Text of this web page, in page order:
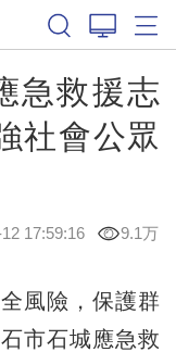
急救援志
社會公眾
17:59:16 9.1万
風險，保護群
市石城應急救